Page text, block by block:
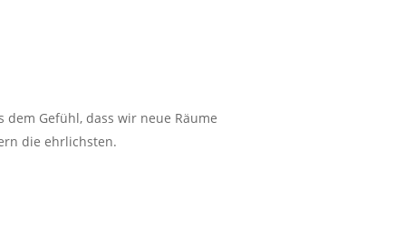
dem Gefühl, dass wir neue Räume
die ehrlichsten.